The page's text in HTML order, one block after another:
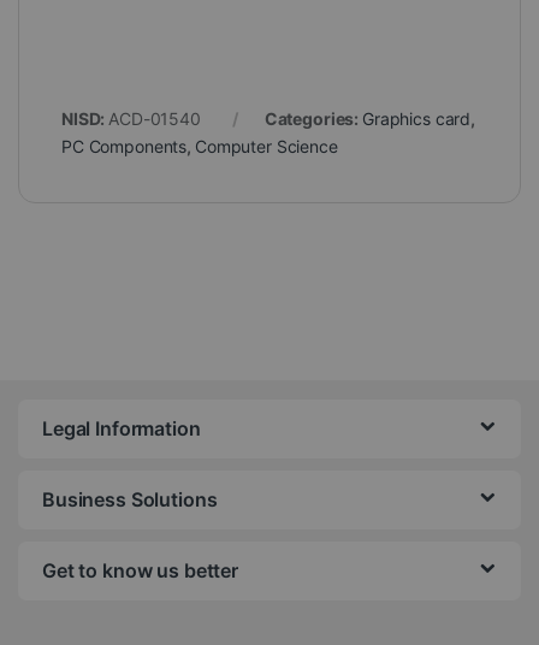
NISD: ACD-01540 Categories: Graphics card,
PC Components, Computer Science
Legal Information
Business Solutions
Get to know us better